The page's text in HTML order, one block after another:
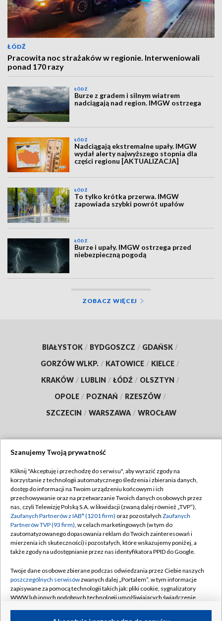
ŁÓDŹ
Pracowita noc strażaków w regionie. Interweniowali
ponad 170 razy
ŁÓDŹ
Burze z gradem i silnym wiatrem
nadciągają nad region. IMGW ostrzega
ŁÓDŹ
Nadciągają ekstremalne upały. IMGW
wydał alerty najwyższego stopnia dla
części regionu [AKTUALIZACJA]
ŁÓDŹ
To tylko krótka przerwa. IMGW
zapowiada szybki powrót upałów
ŁÓDŹ
Burze i upały. IMGW ostrzega przed
niebezpieczną pogodą
ZOBACZ WIĘCEJ
BIAŁYSTOK / BYDGOSZCZ / GDAŃSK /
GORZÓW WLKP. / KATOWICE / KIELCE /
KRAKÓW / LUBLIN / ŁÓDŹ / OLSZTYN /
OPOLE / POZNAŃ / RZESZÓW /
SZCZECIN / WARSZAWA / WROCŁAW
TVP
Abonament TVP
Emisja w TVP
Centrum informacji TVP
Naziemna Telewizja Cyfrowa
Rada Programowa
System NOS
Informacje o nadawcy
Regulamin TVP
Polityka prywatności
Moje zgody
Pomoc
Kontakt
Kanały
Szanujemy Twoją prywatność
Kliknij "Akceptuję i przechodzę do serwisu", aby wyrazić zgody na
korzystanie z technologii automatycznego śledzenia i zbierania danych,
dostęp do informacji na Twoim urządzeniu końcowym i ich
przechowywanie oraz na przetwarzanie Twoich danych osobowych przez
nas, czyli Telewizję Polską S.A. w likwidacji (zwaną dalej również „TVP”),
Zaufanych Partnerów z IAB* (1201 firm) oraz pozostałych Zaufanych
Partnerów TVP (93 firm), w celach marketingowych (w tym do
zautomatyzowanego dopasowania reklam do Twoich zainteresowań i
mierzenia ich skuteczności) i pozostałych, które wskazujemy poniżej, a
także zgody na udostępnianie przez nas identyfikatora PPID do Google.
Twoje dane osobowe zbierane podczas odwiedzania przez Ciebie naszych
poszczególnych serwisówzwanych dalej „Portalem”, w tym informacje
zapisywane za pomocą technologii takich jak: pliki cookie, sygnalizatory
WWW lub innych podobnych technologii umożliwiających świadczenie